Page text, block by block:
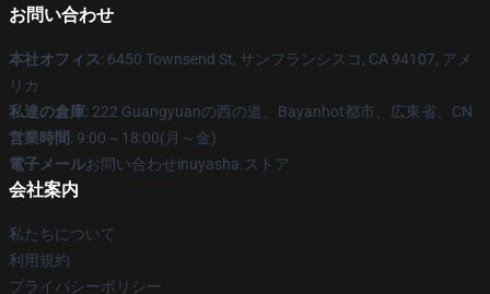
お問い合わせ
本社オフィス: 6450 Townsend St, サンフランシスコ, CA 94107, アメ
リカ
私達の倉庫: 222 Guangyuanの西の道、Bayanhot都市、広東省、CN
営業時間: 9:00～18:00(月～金)
電子メールお問い合わせinuyasha.ストア
会社案内
私たちについて
利用規約
プライバシーポリシー